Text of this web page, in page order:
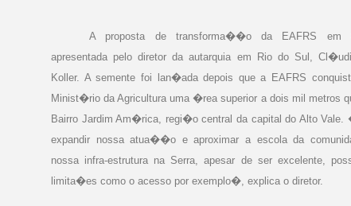
A proposta de transforma��o da EAFRS em
apresentada pelo diretor da autarquia em Rio do Sul,
Koller. A semente foi lan�ada depois que a EAFRS
Minist�rio da Agricultura uma �rea superior a dois mil metros
Bairro Jardim Am�rica, regi�o central da capital do Alto Vale.
expandir nossa atua��o e aproximar a escola da
nossa infra-estrutura na Serra, apesar de ser excelente,
limita�es como o acesso por exemplo�, explica o diretor.